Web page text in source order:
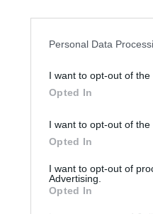
Personal Data
I want to opt-out of the
Opted In
I want to opt-out of the
Opted In
I want to opt-out of
Advertising.
Opted In